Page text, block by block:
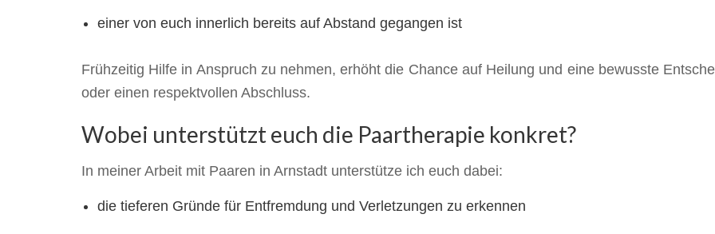
einer von euch innerlich bereits auf Abstand gegangen ist
Frühzeitig Hilfe in Anspruch zu nehmen, erhöht die Chance auf Heilung und eine bewusste
oder einen respektvollen Abschluss.
Wobei unterstützt euch die Paartherapie konkret?
In meiner Arbeit mit Paaren in Arnstadt unterstütze ich euch dabei:
die tieferen Gründe für Entfremdung und Verletzungen zu erkennen